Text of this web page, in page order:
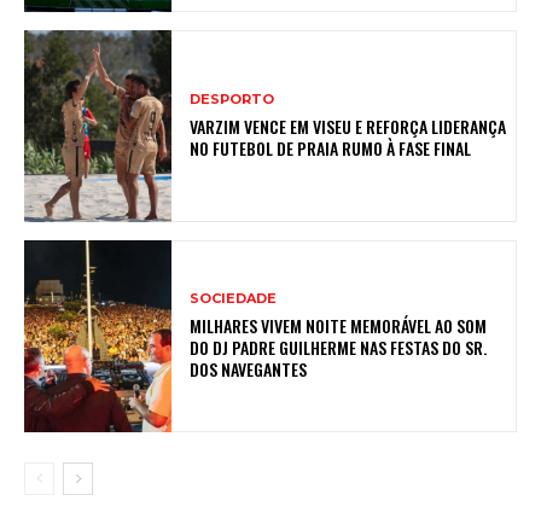
DESPORTO
VARZIM VENCE EM VISEU E REFORÇA LIDERANÇA
NO FUTEBOL DE PRAIA RUMO À FASE FINAL
SOCIEDADE
MILHARES VIVEM NOITE MEMORÁVEL AO SOM
DO DJ PADRE GUILHERME NAS FESTAS DO SR.
DOS NAVEGANTES